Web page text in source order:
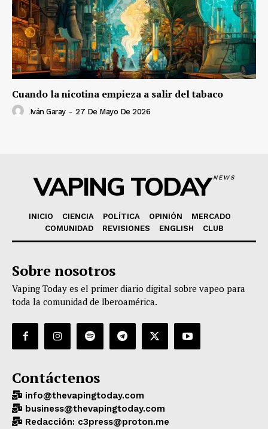
Cuando la nicotina empieza a salir del tabaco
Iván Garay - 27 De Mayo De 2026
VAPING TODAYNEWS
INICIO CIENCIA POLÍTICA OPINIÓN
MERCADO
COMUNIDAD
REVISIONES ENGLISH CLUB
Sobre nosotros
Vaping Today es el primer diario digital sobre vapeo para
toda la comunidad de Iberoamérica.
Contáctenos
info@thevapingtoday.com
business@thevapingtoday.com
Redacción: c3press@proton.me